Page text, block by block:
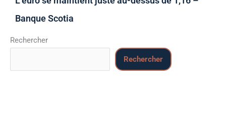
Banque Scotia
Rechercher
Rechercher